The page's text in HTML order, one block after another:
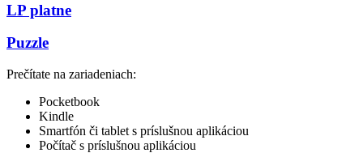
LP platne
Puzzle
Prečítate na zariadeniach:
Pocketbook
Kindle
Smartfón či tablet s príslušnou aplikáciou
Počítač s príslušnou aplikáciou